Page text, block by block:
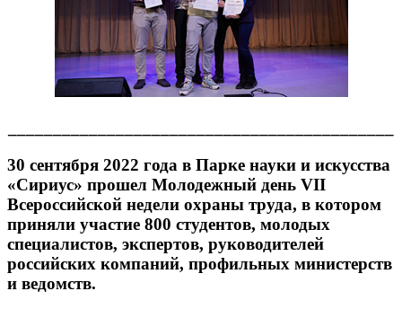
30 сентября 2022 года в Парке науки и искусства
«Сириус» прошел Молодежный день VII
Всероссийской недели охраны труда, в котором
приняли участие 800 студентов, молодых
специалистов, экспертов, руководителей
российских компаний, профильных министерств
и ведомств.